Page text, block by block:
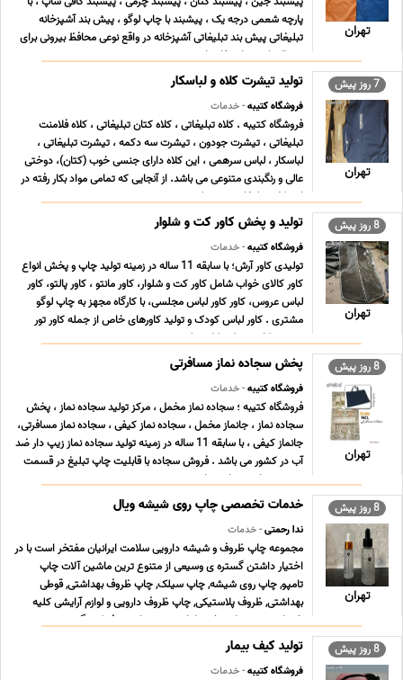
تهران
پارچه شعمی درجه یک ، پیشبند با چاپ لوگو ، پیش بند آشپزخانه
تبلیغاتی پیش بند تبلیغاتی آشپزخانه در واقع نوعی محافظ بیرونی برای
پوشاک است. استفاده از پیش بند در ... ...
7 روز پیش
تهران
تولید تیشرت کلاه و لباسکار
فروشگاه کتیبه- خدمات
فروشگاه کتیبه . کلاه تبلیغاتی ، کلاه کتان تبلیغاتی ، کلاه فلامنت
تبلیغاتی ، تیشرت جودون ، تیشرت سه دکمه ، تیشرت تبلیغاتی ،
لباسکار ، لباس سرهمی ، این کلاه دارای جنسی خوب (کتان)، دوختی
عالی و رنگبندی متنوعی می باشد. از آنجایی که تمامی مواد بکار رفته در
این کلاه تبلیغاتی درجه یک می ... ...
8 روز پیش
تهران
تولید و پخش کاور کت و شلوار
فروشگاه کتیبه- خدمات
تولیدی کاور آرش؛ با سابقه 11 ساله در زمینه تولید چاپ و پخش انواع
کاور کالای خواب شامل کاور کت و شلوار، کاور مانتو ، کاور پالتو، کاور
لباس عروس، کاور کاور لباس مجلسی، با کارگاه مجهز به چاپ لوگو
مشتری . کاور لباس کودک و تولید کاورهای خاص از جمله کاور تور
ورزشی، کاور سینک، کاور روک ... ...
8 روز پیش
تهران
پخش سجاده نماز مسافرتی
فروشگاه کتیبه- خدمات
فروشگاه کتیبه ؛ سجاده نماز مخمل ، مرکز تولید سجاده نماز ، پخش
سجاده نماز ، جانماز مخمل ، سجاده نماز کیفی ، سجاده نماز مسافرتی،
جانماز کیفی ، با سابقه 11 ساله در زمینه تولید سجاده نماز زیپ دار ضد
آب در کشور می باشد . فروش سجاده با قابلیت چاپ تبلیغ در قسمت
بیرون سجاده سجاده نماز ب ... ...
8 روز پیش
تهران
خدمات تخصصی چاپ روی شیشه ویال
ندا رحمتی- خدمات
مجموعه چاپ ظروف و شیشه دارویی سلامت ایرانیان مفتخر است با در
اختیار داشتن گستره ی وسیعی از متنوع ترین ماشین آلات چاپ
تامپو, چاپ روی شیشه, چاپ سیلک, چاپ ظروف بهداشتی, قوطی
بهداشتی, ظروف پلاستیکی, چاپ ظروف دارویی و لوازم آرایشی کلیه
خدمات و محصولات خود را با توجه به نیاز مصرف کنندگ ... ...
8 روز پیش تولید کیف بیمار
فروشگاه کتیبه- خدمات